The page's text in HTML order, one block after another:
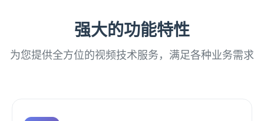
强大的功能特性
为您提供全方位的视频技术服务，满足各种业务需求